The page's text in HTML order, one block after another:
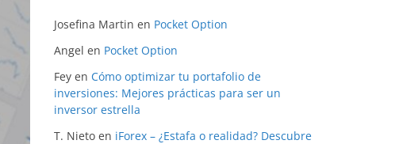
Josefina Martin en Pocket Option
Angel en Pocket Option
Fey en Cómo optimizar tu portafolio de
inversiones: Mejores prácticas para ser un
inversor estrella
T. Nieto en iForex – ¿Estafa o realidad? Descubre